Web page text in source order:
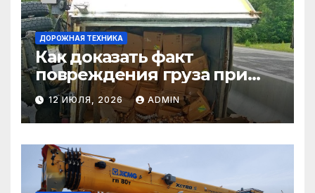
ДОРОЖНАЯ ТЕХНИКА
Как доказать факт
повреждения груза при
страховом случае
12 ИЮЛЯ, 2026 ADMIN